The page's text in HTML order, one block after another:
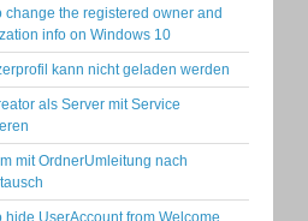
change the registered owner and
info on Windows 10
kann nicht geladen werden
als Server mit Service
mit OrdnerUmleitung nach
hide UserAccount from Welcome